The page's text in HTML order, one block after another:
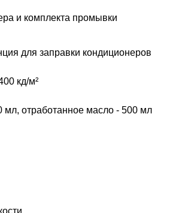
и комплекта промывки
для заправки кондиционеров
кд/м²
мл, отработанное масло - 500 мл